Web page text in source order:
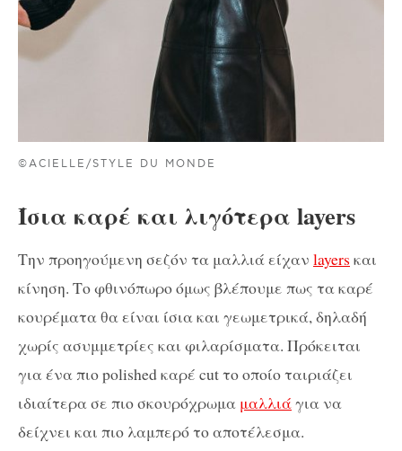
©ACIELLE/STYLE DU MONDE
Ίσια καρέ και λιγότερα layers
Την προηγούμενη σεζόν τα μαλλιά είχαν layers και
κίνηση. Το φθινόπωρο όμως βλέπουμε πως τα καρέ
κουρέματα θα είναι ίσια και γεωμετρικά, δηλαδή
χωρίς ασυμμετρίες και φιλαρίσματα. Πρόκειται
για ένα πιο polished καρέ cut το οποίο ταιριάζει
ιδιαίτερα σε πιο σκουρόχρωμα μαλλιάγια να
δείχνει και πιο λαμπερό το αποτέλεσμα.